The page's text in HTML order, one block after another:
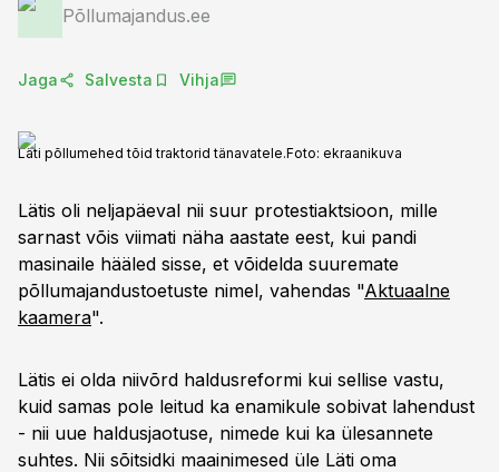
Põllumajandus.ee
Jaga Salvesta Vihja
Läti põllumehed tõid traktorid tänavatele.Foto: ekraanikuva
Lätis oli neljapäeval nii suur protestiaktsioon, mille
sarnast võis viimati näha aastate eest, kui pandi
masinaile hääled sisse, et võidelda suuremate
põllumajandustoetuste nimel, vahendas "Aktuaalne
kaamera".
Lätis ei olda niivõrd haldusreformi kui sellise vastu,
kuid samas pole leitud ka enamikule sobivat lahendust
- nii uue haldusjaotuse, nimede kui ka ülesannete
suhtes. Nii sõitsidki maainimesed üle Läti oma